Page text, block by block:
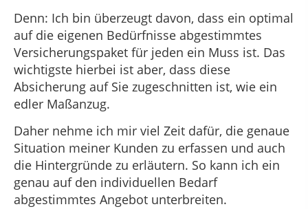
Denn: Ich bin überzeugt davon, dass ein optimal
auf die eigenen Bedürfnisse abgestimmtes
Versicherungspaket für jeden ein Muss ist. Das
wichtigste hierbei ist aber, dass diese
Absicherung auf Sie zugeschnitten ist, wie ein
edler Maßanzug.
Daher nehme ich mir viel Zeit dafür, die genaue
Situation meiner Kunden zu erfassen und auch
die Hintergründe zu erläutern. So kann ich ein
genau auf den individuellen Bedarf
abgestimmtes Angebot unterbreiten.